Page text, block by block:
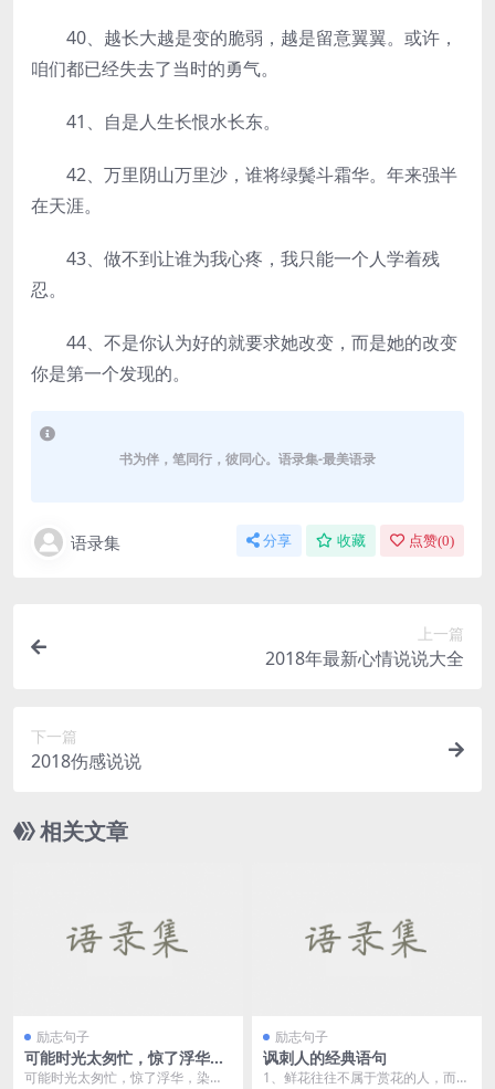
40、越长大越是变的脆弱，越是留意翼翼。或许，
咱们都已经失去了当时的勇气。
41、自是人生长恨水长东。
42、万里阴山万里沙，谁将绿鬓斗霜华。年来强半
在天涯。
43、做不到让谁为我心疼，我只能一个人学着残
忍。
44、不是你认为好的就要求她改变，而是她的改变
你是第一个发现的。
书为伴，笔同行，彼同心。语录集-最美语录
语录集 分享 收藏 点赞(0)
上一篇
2018年最新心情说说大全
下一篇
2018伤感说说
相关文章
励志句子
可能时光太匆忙，惊了浮华，
染了流年，乱了心扉。——
可能时光太匆忙，惊了浮华，染了
励志句子
讽刺人的经典语句
1、鲜花往往不属于赏花的人，而属